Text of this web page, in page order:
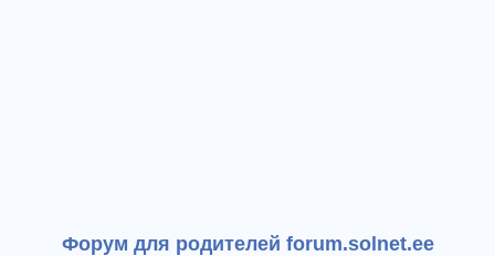
Форум для родителей forum.solnet.ee